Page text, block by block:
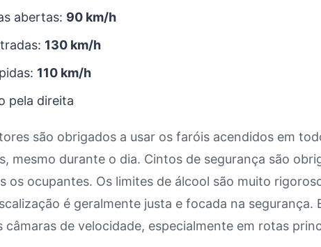
abertas: 90 km/h
130 km/h
110 km/h
pela direita
são obrigados a usar os faróis acendidos em
mesmo durante o dia. Cintos de segurança são
os ocupantes. Os limites de álcool são muito
é geralmente justa e focada na segurança.
câmaras de velocidade, especialmente em rotas